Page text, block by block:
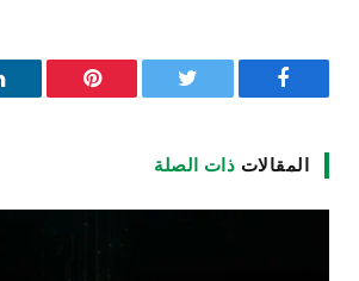
فيسبوك تويتر بينتيريست
المقالات ذات الصلة